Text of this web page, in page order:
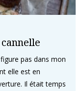
pas dans mon
elle est en
Il était temps